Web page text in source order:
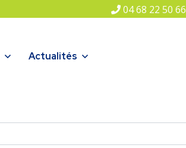
04 68 22 50 66
Actualités